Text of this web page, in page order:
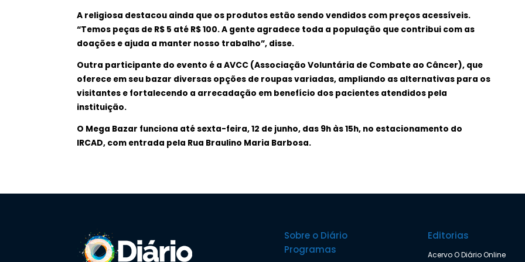
A religiosa destacou ainda que os produtos estão sendo vendidos com preços acessíveis.
“Temos peças de R$ 5 até R$ 100. A gente agradece toda a população que contribui com as
doações e ajuda a manter nosso trabalho”, disse.
Outra participante do evento é a AVCC (Associação Voluntária de Combate ao Câncer), que
oferece em seu bazar diversas opções de roupas variadas, ampliando as alternativas para os
visitantes e fortalecendo a arrecadação em benefício dos pacientes atendidos pela
instituição.
O Mega Bazar funciona até sexta-feira, 12 de junho, das 9h às 15h, no estacionamento do
IRCAD, com entrada pela Rua Braulino Maria Barbosa.
Sobre o Diário
Programas
Editorias
Acervo O Diário Online